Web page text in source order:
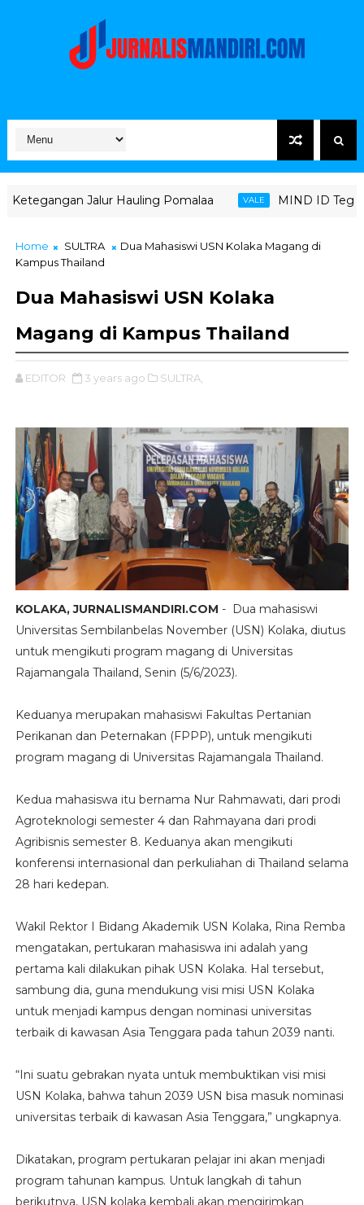
Hauling Pomalaa VALE MIND ID Tegaskan Dukungan
Home SULTRA
Dua Mahasiswi USN Kolaka Magang di
Kampus Thailand
Dua Mahasiswi USN Kolaka
Magang di Kampus Thailand
EDITOR 3 years ago SULTRA,
KOLAKA, JURNALISMANDIRI.COM - Dua mahasiswi
Universitas Sembilanbelas November (USN) Kolaka, diutus
untuk mengikuti program magang di Universitas
Rajamangala Thailand, Senin (5/6/2023).
Keduanya merupakan mahasiswi Fakultas Pertanian
Perikanan dan Peternakan (FPPP), untuk mengikuti
program magang di Universitas Rajamangala Thailand.
Kedua mahasiswa itu bernama Nur Rahmawati, dari prodi
Agroteknologi semester 4 dan Rahmayana dari prodi
Agribisnis semester 8. Keduanya akan mengikuti
konferensi internasional dan perkuliahan di Thailand selama
28 hari kedepan.
Wakil Rektor I Bidang Akademik USN Kolaka, Rina Remba
mengatakan, pertukaran mahasiswa ini adalah yang
pertama kali dilakukan pihak USN Kolaka. Hal tersebut,
sambung dia, guna mendukung visi misi USN Kolaka
untuk menjadi kampus dengan nominasi universitas
terbaik di kawasan Asia Tenggara pada tahun 2039 nanti.
“Ini suatu gebrakan nyata untuk membuktikan visi misi
USN Kolaka, bahwa tahun 2039 USN bisa masuk nominasi
universitas terbaik di kawasan Asia Tenggara,” ungkapnya.
Dikatakan, program pertukaran pelajar ini akan menjadi
program tahunan kampus. Untuk langkah di tahun
berikutnya, USN kolaka kembali akan mengirimkan